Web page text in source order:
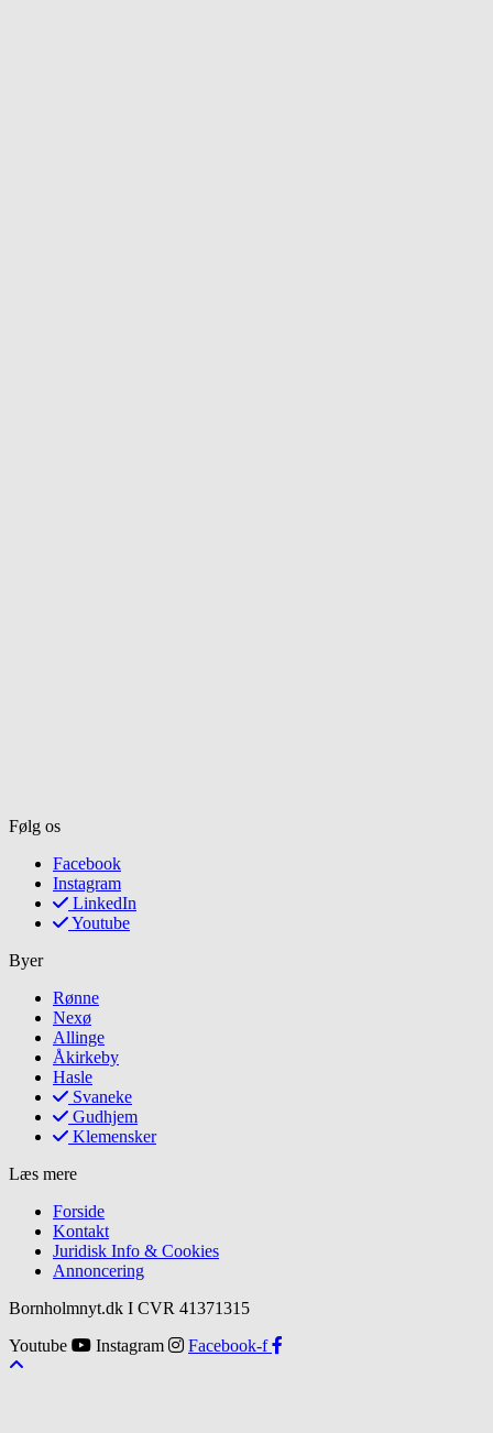
Følg os
Facebook
Instagram
LinkedIn
Youtube
Byer
Rønne
Nexø
Allinge
Åkirkeby
Hasle
Svaneke
Gudhjem
Klemensker
Læs mere
Forside
Kontakt
Juridisk Info & Cookies​
Annoncering
Bornholmnyt.dk I CVR 41371315
Youtube
Instagram Facebook-f